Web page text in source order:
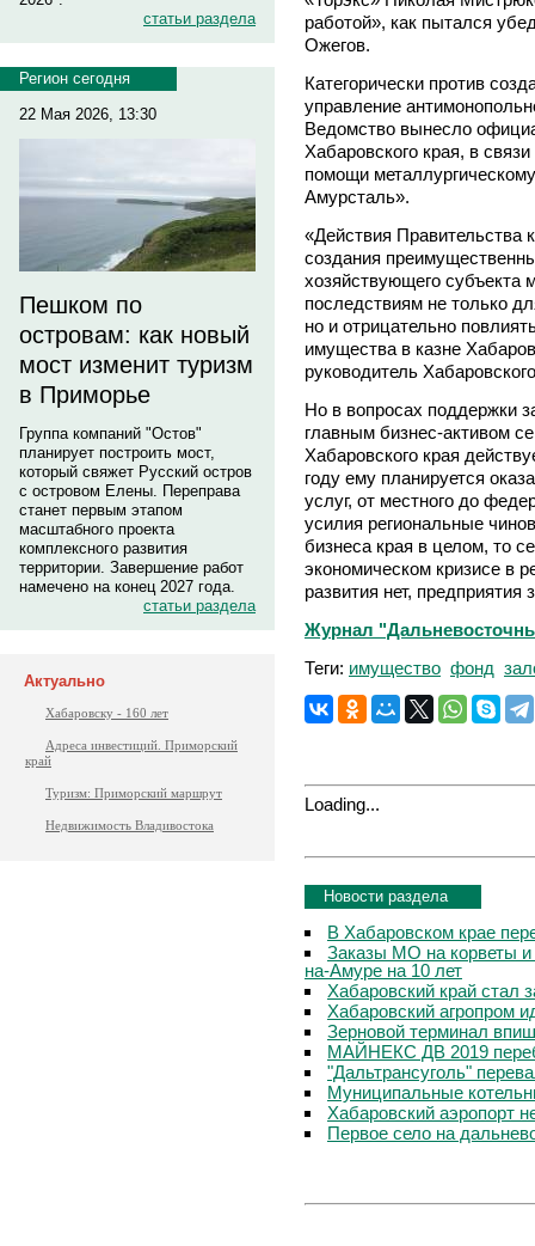
статьи раздела
Регион сегодня
22 Мая 2026, 13:30
Пешком по
островам: как новый
мост изменит туризм
в Приморье
Группа компаний "Остов"
планирует построить мост,
который свяжет Русский остров
с островом Елены. Переправа
станет первым этапом
масштабного проекта
комплексного развития
территории. Завершение работ
намечено на конец 2027 года.
статьи раздела
Актуально
Хабаровску - 160 лет
Адреса инвестиций. Приморский
край
Туризм: Приморский маршрут
Недвижимость Владивостока
работой», как пытался
Ожегов.
Категорически против
управление
Ведомство вынесло
Хабаровского края, в
помощи
Амурсталь».
«Действия Правительства
создания
хозяйствующего субъекта
последствиям не только
но и отрицательно
имущества в казне
руководитель
Но в вопросах поддержки
главным бизнес-активом
Хабаровского края
году ему планируется
услуг, от местного до
усилия региональные
бизнеса края в целом, то
экономическом кризисе в
развития нет,
Журнал
Теги: имущество фонд
Loading...
Новости раздела
В Хабаровском крае
Заказы МО на корветы и
на-Амуре на 10 лет
Хабаровский край стал
Хабаровский агропром
Зерновой терминал
МАЙНЕКС ДВ 2019
"Дальтрансуголь"
Муниципальные
Хабаровский аэропорт
Первое село на